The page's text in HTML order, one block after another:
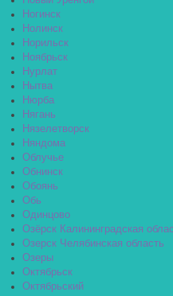
Ногинск
Нолинск
Норильск
Ноябрьск
Нурлат
Нытва
Нюрба
Нягань
Нязелетворск
Няндома
Облучье
Обнинск
Обоянь
Обь
Одинцово
Озёрск Калининградская
Озерск Челябинская область
Озеры
Октябрьск
Октябрьский